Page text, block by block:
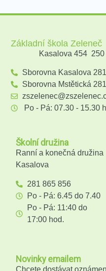
Základní škola Zeleneč
Kasalova 454
Sborovna Kasalova
Sborovna Mstětická
Po - Pá: 07.30 - 15.30
Školní družina
Ranní a konečná družina
Kasalova
281 865 856
Po - Pá: 6.45 do 7.40
Po - Pá: 11:40 do
17:00 hod.
Novinky emailem
Chcete dostávat